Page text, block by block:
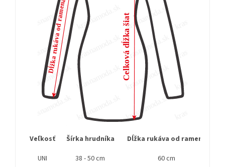
Veľkosť Šírka hrudníka Dĺžka rukáva od ramena
UNI
38 - 50 cm 60 cm